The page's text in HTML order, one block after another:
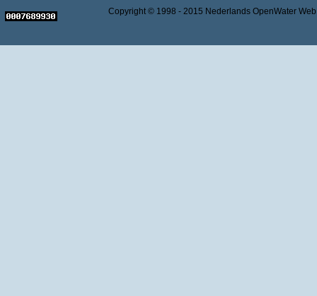
Copyright © 1998 - 2015 Nederlands OpenWater